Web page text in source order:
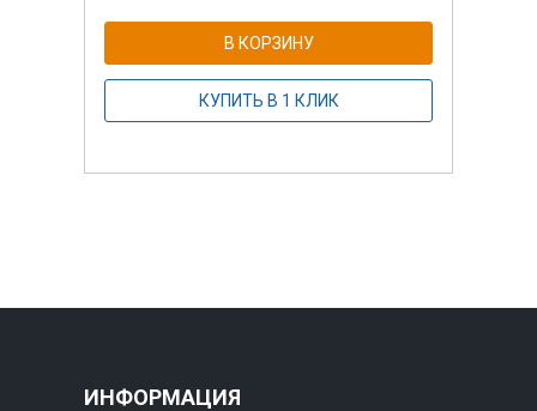
В КОРЗИНУ
КУПИТЬ В 1 КЛИК
ИНФОРМАЦИЯ